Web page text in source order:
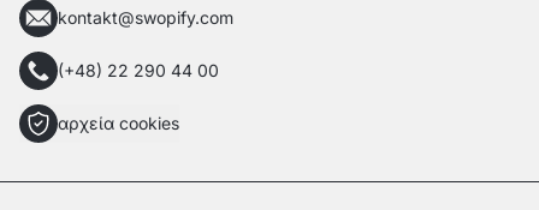
kontakt@swopify.com
(+48) 22 290 44 00
αρχεία cookies